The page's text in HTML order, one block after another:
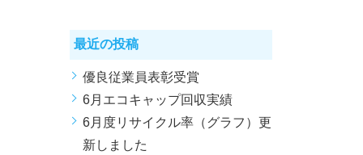
最近の投稿
優良従業員表彰受賞
6月エコキャップ回収実績
6月度リサイクル率（グラフ）更
新しました